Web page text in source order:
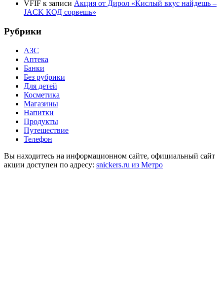
VFIF к записи Акция от Дирол «Кислый вкус найдешь –
JACK КОД сорвешь»
Рубрики
АЗС
Аптека
Банки
Без рубрики
Для детей
Косметика
Магазины
Напитки
Продукты
Путешествие
Телефон
Вы находитесь на информационном сайте, официальный сайт
акции доступен по адресу: snickers.ru из Метро